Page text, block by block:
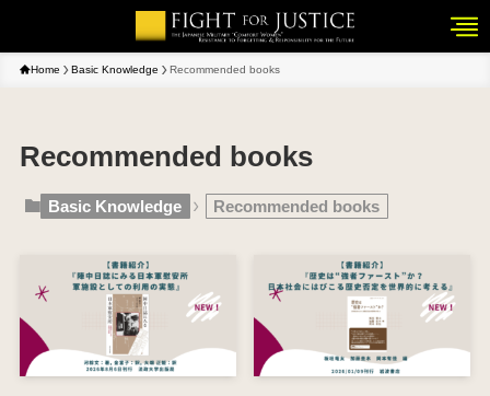
Home Basic Knowledge Recommended books
Recommended books
Basic Knowledge Recommended books